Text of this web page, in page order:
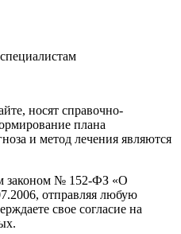
носят справочно-
плана
и метод лечения являются
законом № 152-ФЗ «О
отправляя любую
свое согласие на